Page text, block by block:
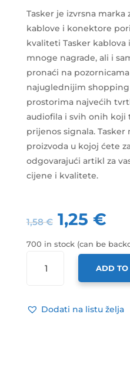
Tasker je izvrsna marka
kablove i konektore
kvaliteti Tasker
mnoge nagrade, ali i
pronaći na
najuglednijim
prostorima najvećih
audiofila i svih onih koji
prijenos signala.
proizvoda u kojoj ćete
odgovarajući artikl za
cijene i kvalitete.
1,58€ 1,25 €
700 in stock (can be
KABEL
2X1,5MM,
ADD TO
Dodati na listu želja